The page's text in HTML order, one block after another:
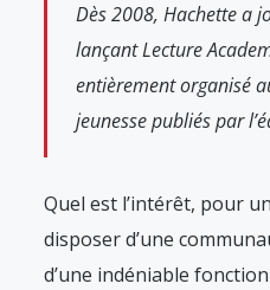
Dès 2008, Hachette a
lançant Lecture
entièrement organisé
jeunesse publiés par
Quel est l’intérêt, pour
disposer d’une
d’une indéniable